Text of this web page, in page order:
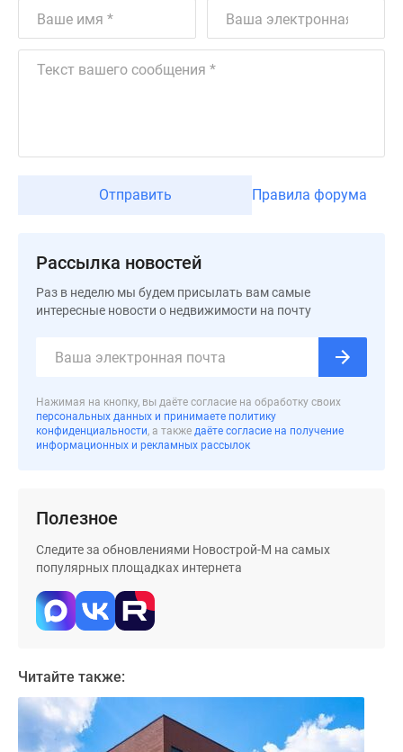
места
#траншевая
ипотека
Квартиры
Видео
новостроек
застройщиком
Поиск
Москве
Новостройки
премиум-
класса
Новостройки
класса
Рассрочка
Траншевая
ипотека
Отправить Правила форума
Рассылка новостей
Раз в неделю мы будем присылать вам самые
интересные новости о недвижимости на почту
Нажимая на кнопку, вы даёте согласие на обработку своих
персональных данных и принимаете политику
конфиденциальности, а также даёте согласие на получение
информационных и рекламных рассылок
Полезное
Следите за обновлениями Новострой-М на самых
популярных площадках интернета
Читайте также: